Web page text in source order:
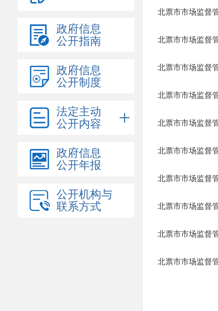
政府信息
公开指南
政府信息
公开制度
法定主动
公开内容
政府信息
公开年报
公开机构与
联系方式